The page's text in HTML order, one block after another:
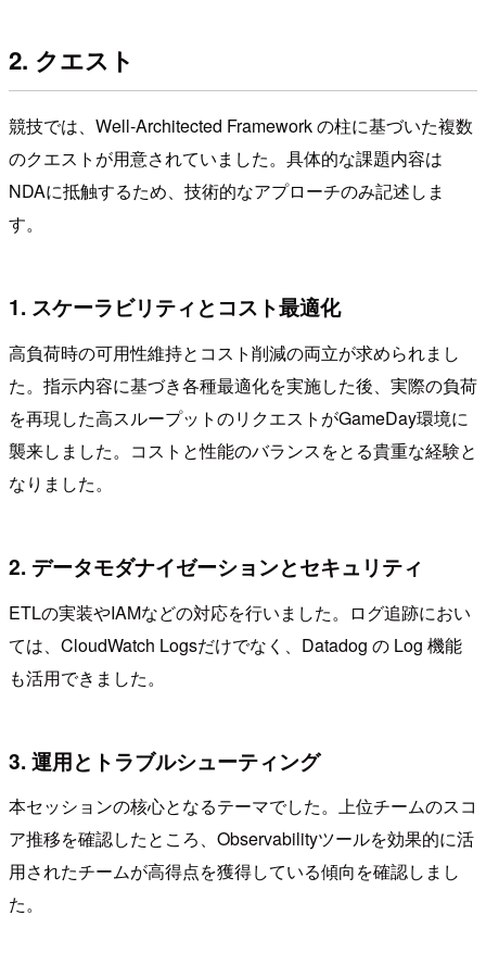
2. クエスト
競技では、Well-Architected Framework の柱に基づいた複数
のクエストが用意されていました。具体的な課題内容は
NDAに抵触するため、技術的なアプローチのみ記述しま
す。
1. スケーラビリティとコスト最適化
高負荷時の可用性維持とコスト削減の両立が求められまし
た。指示内容に基づき各種最適化を実施した後、実際の負荷
を再現した高スループットのリクエストがGameDay環境に
襲来しました。コストと性能のバランスをとる貴重な経験と
なりました。
2. データモダナイゼーションとセキュリティ
ETLの実装やIAMなどの対応を行いました。ログ追跡におい
ては、CloudWatch Logsだけでなく、Datadog の Log 機能
も活用できました。
3. 運用とトラブルシューティング
本セッションの核心となるテーマでした。上位チームのスコ
ア推移を確認したところ、Observabilityツールを効果的に活
用されたチームが高得点を獲得している傾向を確認しまし
た。